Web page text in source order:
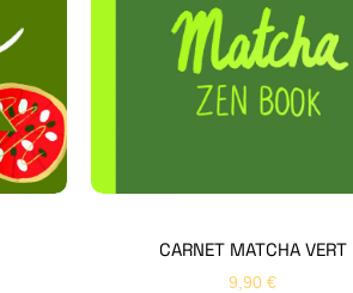
CARNET MATCHA VERT
9,90 €
Bonjour 👋
Nom* Prénom*